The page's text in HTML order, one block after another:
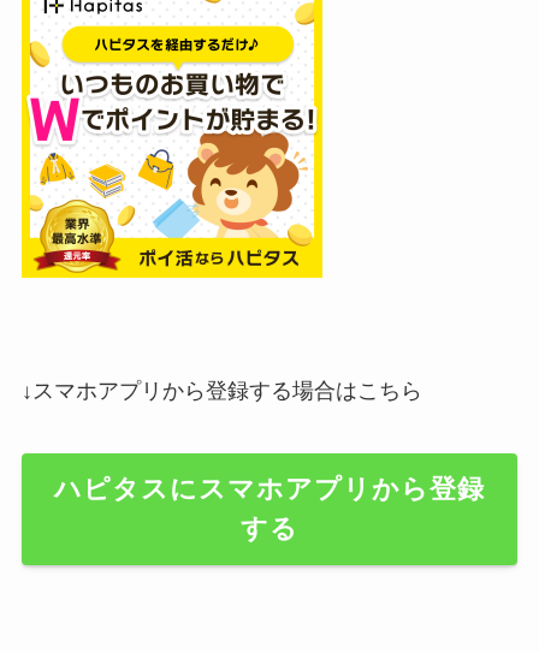
↓スマホアプリから登録する場合はこちら
ハピタスにスマホアプリから登録
する